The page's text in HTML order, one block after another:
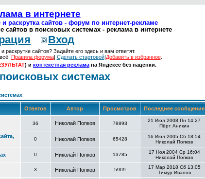
в интернете
раскрутка сайтов - форум по интернет-рекламе
сайтов в поисковых системах - реклама в интернете
Вход
раскрутке сайтов? Задайте его здесь и вам ответят.
Правила форума| Сделать стартовой|Добавить в избранное.
) и контекстная реклама на Яндексе без наценки.
системах
Ответов Автор Просмотров Последнее сообщение
36 Николай Попков 78893
21 Июл 2008 Пн 14:27
Пёрт Аникин
0 Николай Попков 65428
16 Июл 2005 Сб 18:54
Николай Попков
0 Николай Попков 13785
17 Ноя 2004 Ср 16:04
Николай Попков
3 Николай Попков 5909
17 Мар 2018 Сб 13:05
Тимур Иванов